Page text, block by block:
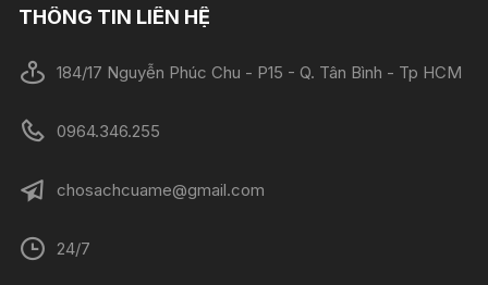
THÔNG TIN LIÊN HỆ
184/17 Nguyễn Phúc Chu - P15 - Q. Tân Bình - Tp HCM
0964.346.255
chosachcuame@gmail.com
24/7